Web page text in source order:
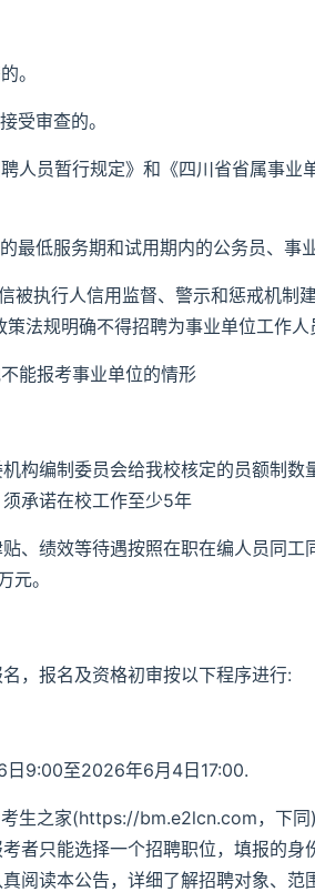
。
受审查的。
人员暂行规定》和《四川省省属事业
最低服务期和试用期内的公务员、事
被执行人信用监督、警示和惩戒机制
法规明确不得招聘为事业单位工作人
能报考事业单位的情形
构编制委员会给我校核定的员额制
承诺在校工作至少5年
、绩效等待遇按照在职在编人员同工
元。
，报名及资格初审按以下程序进行:
日9:00至2026年6月4日17:00.
生之家(https://bm.e2lcn.com，下
者只能选择一个招聘职位，填报的
阅读本公告，详细了解招聘对象、